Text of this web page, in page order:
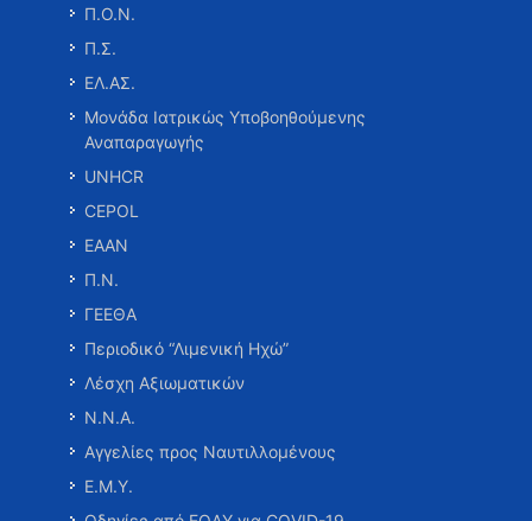
Π.Ο.Ν.
Π.Σ.
ΕΛ.ΑΣ.
Μονάδα Ιατρικώς Υποβοηθούμενης
Αναπαραγωγής
UNHCR
CEPOL
ΕΑΑΝ
Π.Ν.
ΓΕΕΘΑ
Περιοδικό “Λιμενική Ηχώ”
Λέσχη Αξιωματικών
Ν.Ν.Α.
Αγγελίες προς Ναυτιλλομένους
Ε.Μ.Υ.